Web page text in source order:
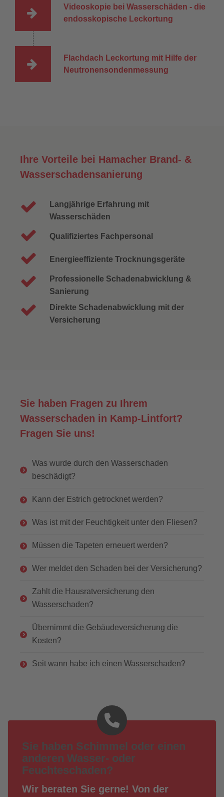
Videoskopie bei Wasserschäden - die
endosskopische Leckortung
Flachdach Leckortung mit Hilfe der
Neutronensondenmessung
Ihre Vorteile bei Hamacher Brand- &
Wasserschadensanierung
Langjährige Erfahrung mit
Wasserschäden
Qualifiziertes Fachpersonal
Energieeffiziente Trocknungsgeräte
Professionelle Schadenabwicklung &
Sanierung
Direkte Schadenabwicklung mit der
Versicherung
Sie haben Fragen zu Ihrem
Wasserschaden in Kamp-Lintfort?
Fragen Sie uns!
Was wurde durch den Wasserschaden
beschädigt?
Kann der Estrich getrocknet werden?
Was ist mit der Feuchtigkeit unter den Fliesen?
Müssen die Tapeten erneuert werden?
Wer meldet den Schaden bei der Versicherung?
Zahlt die Hausratversicherung den
Wasserschaden?
Übernimmt die Gebäudeversicherung die
Kosten?
Seit wann habe ich einen Wasserschaden?
Sie haben Schimmel oder einen
anderen Wasser- oder
Feuchteschaden?
Wir beraten Sie gerne! Von der